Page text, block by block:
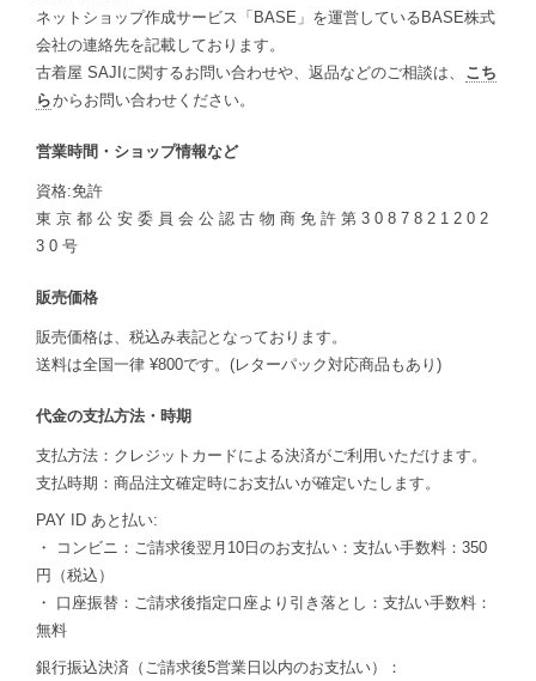
ネットショップ作成サービス「BASE」を運営しているBASE株式
会社の連絡先を記載しております。
古着屋 SAJIに関するお問い合わせや、返品などのご相談は、
こち
らからお問い合わせください。
営業時間・ショップ情報など
資格:免許
東 京 都 公 安 委 員 会 公 認 古 物 商 免 許 第 3 0 8 7 8 2 1 2 0 2
3 0 号
販売価格
販売価格は、税込み表記となっております。
送料は全国一律 ¥800です。(レターパック対応商品もあり)
代金の支払方法・時期
支払方法：クレジットカードによる決済がご利用いただけます。
支払時期：商品注文確定時にお支払いが確定いたします。
PAY ID あと払い:
・ コンビニ：ご請求後翌月10日のお支払い：支払い手数料：350
円（税込）
・ 口座振替：ご請求後指定口座より引き落とし：支払い手数料：
無料
銀行振込決済（ご請求後5営業日以内のお支払い）：